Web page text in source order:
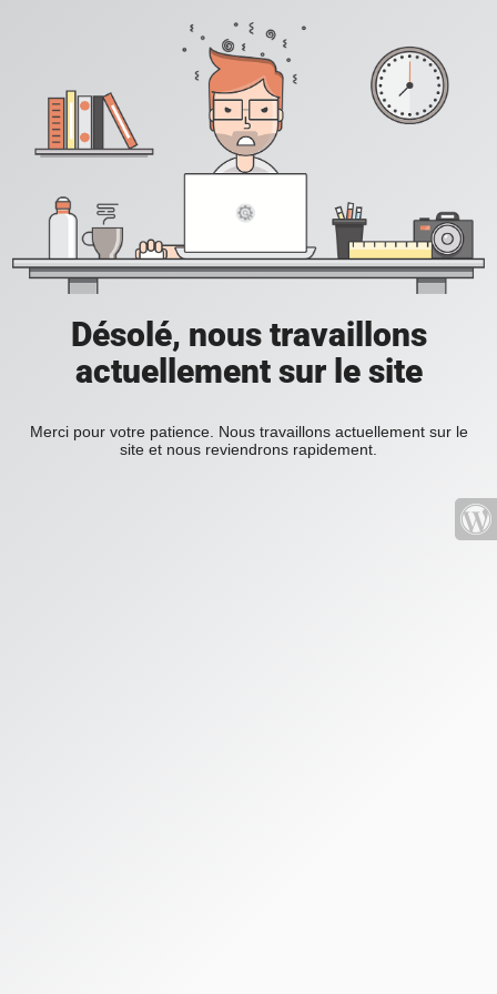
Désolé, nous travaillons
actuellement sur le site
Merci pour votre patience. Nous travaillons actuellement sur le
site et nous reviendrons rapidement.